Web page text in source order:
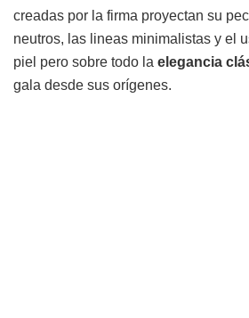
creadas por la firma proyectan su
neutros, las lineas minimalistas y el
piel pero sobre todo la elegancia
gala desde sus orígenes.